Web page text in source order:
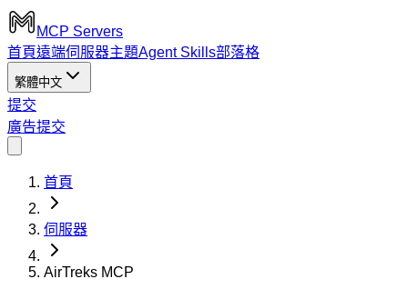
MCP Servers
首頁遠端伺服器主題Agent Skills部落格
繁體中文
提交
廣告提交
首頁
伺服器
AirTreks MCP